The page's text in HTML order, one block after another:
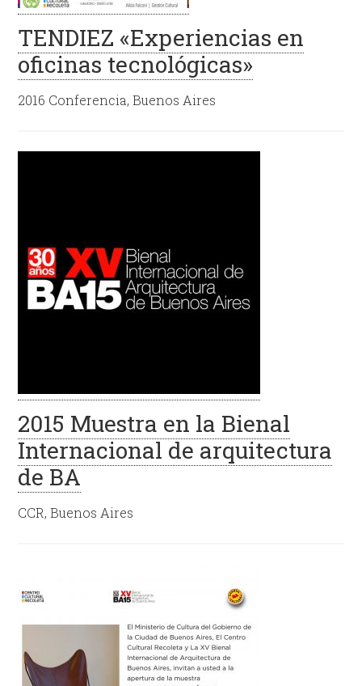
TENDIEZ «Experiencias en
oficinas tecnológicas»
2016 Conferencia, Buenos Aires
2015 Muestra en la Bienal
Internacional de arquitectura
de BA
CCR, Buenos Aires